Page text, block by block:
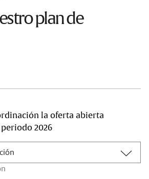
plan de
la oferta abierta
2026